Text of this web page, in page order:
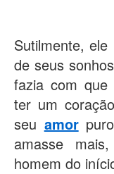
Sutilmente,
de seus
fazia com que
ter um
seu amor
amasse
homem do